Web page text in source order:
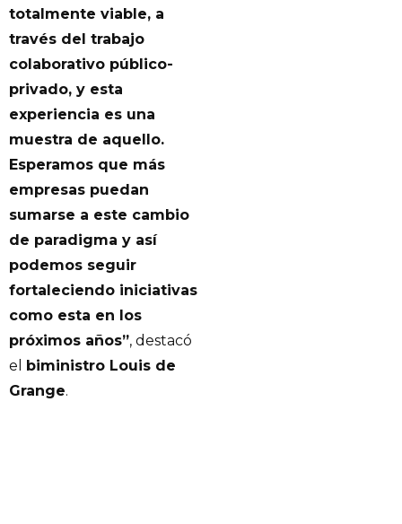
totalmente viable, a
través del trabajo
colaborativo público-
privado, y esta
experiencia es una
muestra de aquello.
Esperamos que más
empresas puedan
sumarse a este cambio
de paradigma y así
podemos seguir
fortaleciendo iniciativas
como esta en los
próximos años”, destacó
el biministro Louis de
Grange.